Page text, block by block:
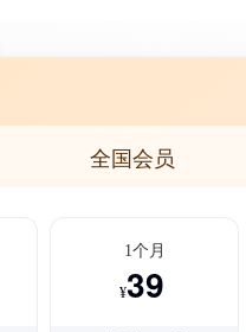
全国会员
1个月
¥39